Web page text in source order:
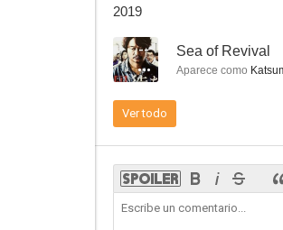
2019
-- Sea of Revival
Aparece como
Ver todo